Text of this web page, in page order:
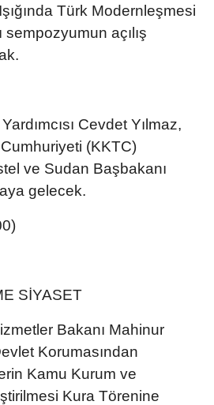
Türk Modernleşmesi
sempozyumun açılış
Cevdet Yılmaz,
(KKTC)
ve Sudan Başbakanı
gelecek.
SİYASET
Bakanı Mahinur
Korumasından
Kamu Kurum ve
Kura Törenine